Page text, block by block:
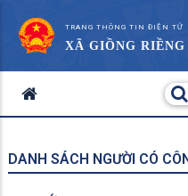
TRANG THÔNG TIN ĐIỆN TỬ
XÃ GIỒNG
DANH SÁCH NGƯỜI CÓ